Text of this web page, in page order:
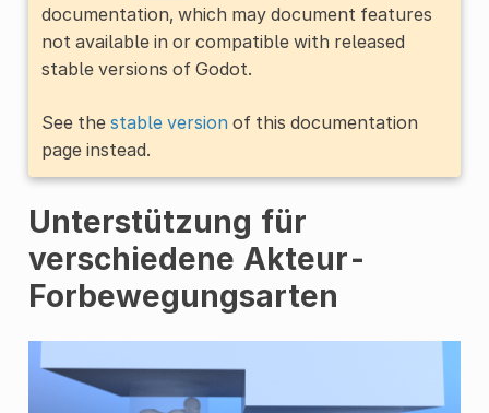
documentation, which may document features
not available in or compatible with released
stable versions of Godot.
See the stable versionof this documentation
page instead.
Unterstützung für
verschiedene Akteur-
Forbewegungsarten